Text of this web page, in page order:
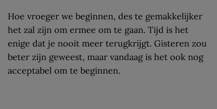
Hoe vroeger we beginnen, des te gemakkelijker
het zal zijn om ermee om te gaan. Tijd is het
enige dat je nooit meer terugkrijgt. Gisteren zou
beter zijn geweest, maar vandaag is het ook nog
acceptabel om te beginnen.